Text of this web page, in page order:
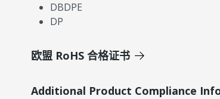
DBDPE
DP
欧盟 RoHS 合格证书
Additional Product Compliance